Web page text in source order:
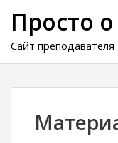
Просто
Сайт преподавателя